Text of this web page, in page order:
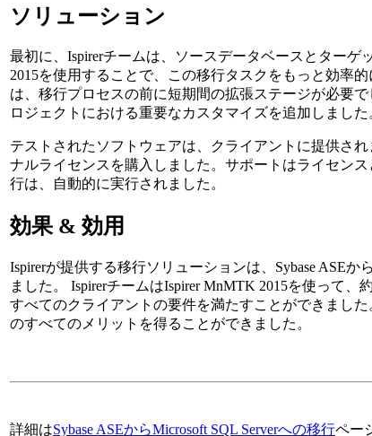
ソリューション
最初に、Ispirerチームは、ソースデータベースとターゲ
2015を使用することで、この移行タスクをもっと効率
は、移行プロセスの前に短期間の拡張ステージが必要
ロジェクトにおける重要なカスタマイズを追加しました
テストされたソフトウェアは、クライアントに提供さ
ナルライセンスを購入しました。サポートはライセン
行は、自動的に実行されました。
効果 & 効用
Ispirerが提供する移行ソリューションは、Sybase ASEか
ました。 IspirerチームはIspirer MnMTK 2015を使って
すべてのクライアントの要件を満たすことができまし
のすべてのメリットを得ることができました。
詳細はSybase ASEからMicrosoft SQL Serverへの移行ペー